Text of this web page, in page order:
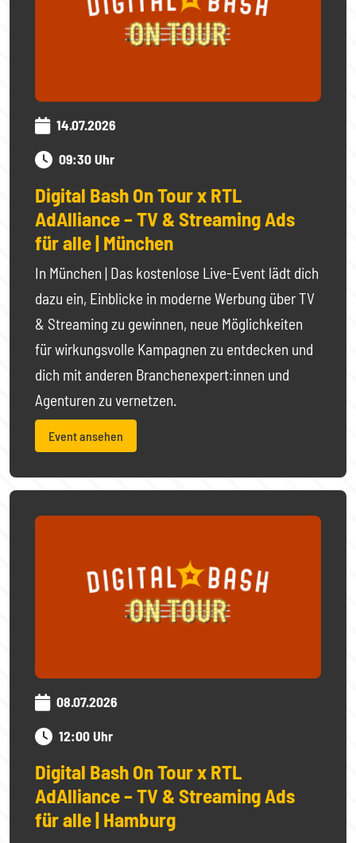
14.07.2026
09:30 Uhr
Digital Bash On Tour x RTL
AdAlliance – TV & Streaming Ads
für alle | München
In München | Das kostenlose Live-Event lädt dich
dazu ein, Einblicke in moderne Werbung über TV
& Streaming zu gewinnen, neue Möglichkeiten
für wirkungsvolle Kampagnen zu entdecken und
dich mit anderen Branchenexpert:innen und
Agenturen zu vernetzen.
Event ansehen
08.07.2026
12:00 Uhr
Digital Bash On Tour x RTL
AdAlliance – TV & Streaming Ads
für alle | Hamburg